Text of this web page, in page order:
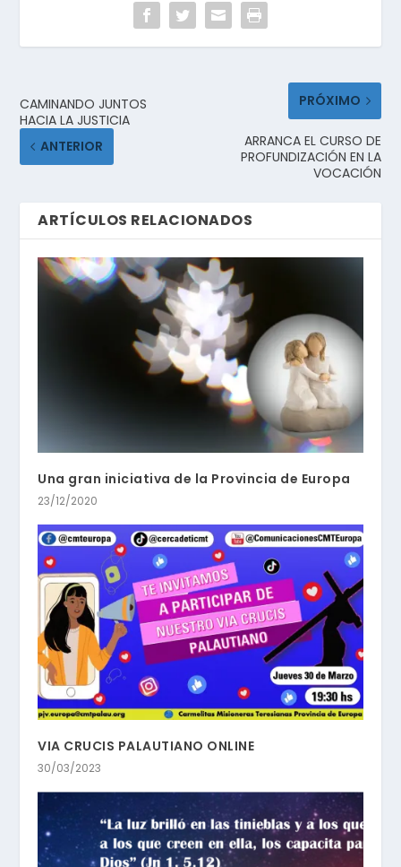
CAMINANDO JUNTOS
HACIA LA JUSTICIA
ANTERIOR
PRÓXIMO
ARRANCA EL CURSO DE
PROFUNDIZACIÓN EN LA
VOCACIÓN
ARTÍCULOS RELACIONADOS
Una gran iniciativa de la Provincia de Europa
23/12/2020
VIA CRUCIS PALAUTIANO ONLINE
30/03/2023